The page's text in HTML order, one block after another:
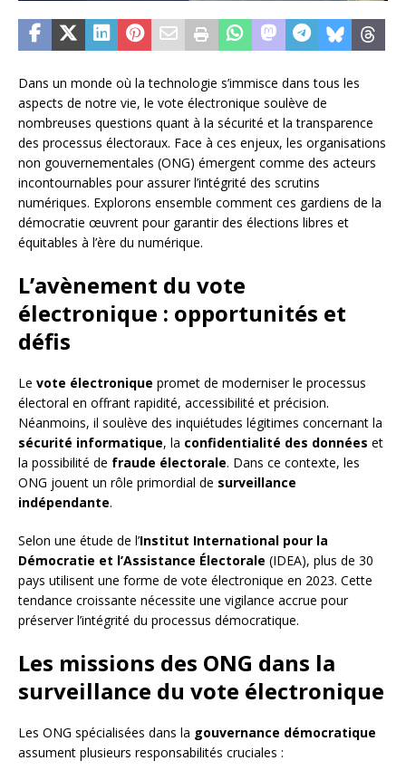
Dans un monde où la technologie s’immisce dans tous les
aspects de notre vie, le vote électronique soulève de
nombreuses questions quant à la sécurité et la transparence
des processus électoraux. Face à ces enjeux, les organisations
non gouvernementales (ONG) émergent comme des acteurs
incontournables pour assurer l’intégrité des scrutins
numériques. Explorons ensemble comment ces gardiens de la
démocratie œuvrent pour garantir des élections libres et
équitables à l’ère du numérique.
L’avènement du vote
électronique : opportunités et
défis
Le vote électronique promet de moderniser le processus
électoral en offrant rapidité, accessibilité et précision.
Néanmoins, il soulève des inquiétudes légitimes concernant la
sécurité informatique, la confidentialité des données et
la possibilité de fraude électorale. Dans ce contexte, les
ONG jouent un rôle primordial de surveillance
indépendante.
Selon une étude de l’Institut International pour la
Démocratie et l’Assistance Électorale (IDEA), plus de 30
pays utilisent une forme de vote électronique en 2023. Cette
tendance croissante nécessite une vigilance accrue pour
préserver l’intégrité du processus démocratique.
Les missions des ONG dans la
surveillance du vote électronique
Les ONG spécialisées dans la gouvernance démocratique
assument plusieurs responsabilités cruciales :